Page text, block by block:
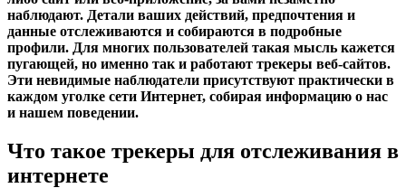
наблюдают. Детали ваших действий, предпочтения и
данные отслеживаются и собираются в подробные
профили. Для многих пользователей такая мысль кажется
пугающей, но именно так и работают трекеры веб-сайтов.
Эти невидимые наблюдатели присутствуют практически в
каждом уголке сети Интернет, собирая информацию о нас
и нашем поведении.
Что такое трекеры для отслеживания в
интернете